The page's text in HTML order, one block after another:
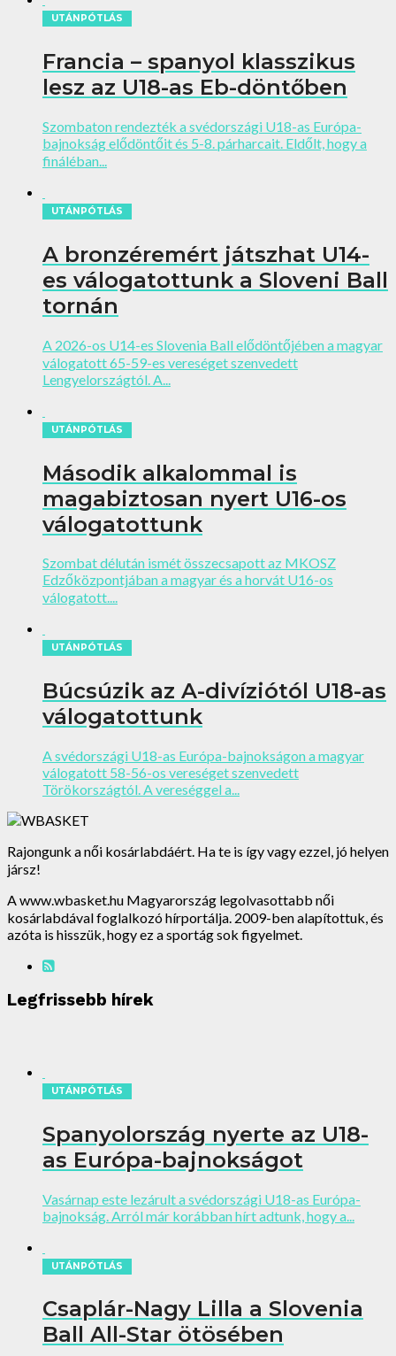
UTÁNPÓTLÁS
Francia – spanyol klasszikus
lesz az U18-as Eb-döntőben
Szombaton rendezték a svédországi U18-as Európa-
bajnokság elődöntőit és 5-8. párharcait. Eldőlt, hogy a
fináléban...
UTÁNPÓTLÁS
A bronzéremért játszhat U14-
es válogatottunk a Sloveni Ball
tornán
A 2026-os U14-es Slovenia Ball elődöntőjében a magyar
válogatott 65-59-es vereséget szenvedett
Lengyelországtól. A...
UTÁNPÓTLÁS
Második alkalommal is
magabiztosan nyert U16-os
válogatottunk
Szombat délután ismét összecsapott az MKOSZ
Edzőközpontjában a magyar és a horvát U16-os
válogatott....
UTÁNPÓTLÁS
Búcsúzik az A-divíziótól U18-as
válogatottunk
A svédországi U18-as Európa-bajnokságon a magyar
válogatott 58-56-os vereséget szenvedett
Törökországtól. A vereséggel a...
Rajongunk a női kosárlabdáért. Ha te is így vagy ezzel, jó helyen
jársz!
A www.wbasket.hu Magyarország legolvasottabb női
kosárlabdával foglalkozó hírportálja. 2009-ben alapítottuk, és
azóta is hisszük, hogy ez a sportág sok figyelmet.
Legfrissebb hírek
UTÁNPÓTLÁS
Spanyolország nyerte az U18-
as Európa-bajnokságot
Vasárnap este lezárult a svédországi U18-as Európa-
bajnokság. Arról már korábban hírt adtunk, hogy a...
UTÁNPÓTLÁS
Csaplár-Nagy Lilla a Slovenia
Ball All-Star ötösében